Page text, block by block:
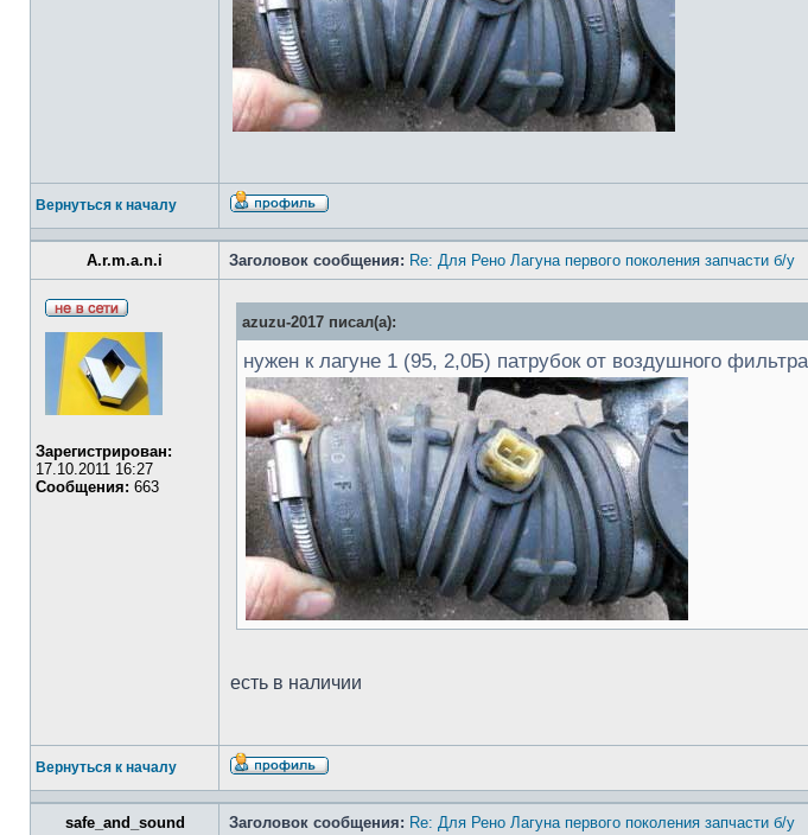
Вернуться к началу
A.r.m.a.n.i Заголовок сообщения: Re: Для Рено Лагуна первого поколения запчасти б/у
Зарегистрирован:
17.10.2011 16:27
Сообщения: 663
azuzu-2017 писал(а):
нужен к лагуне 1 (95, 2,0Б) патрубок от воздушного фильтра
есть в наличии
Вернуться к началу
safe_and_sound Заголовок сообщения: Re: Для Рено Лагуна первого поколения запчасти б/у